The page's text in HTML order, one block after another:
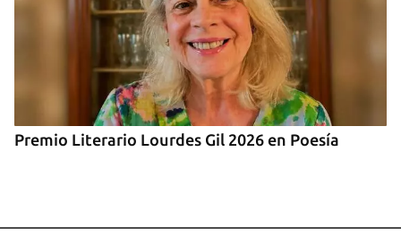
Premio Literario Lourdes Gil 2026 en Poesía